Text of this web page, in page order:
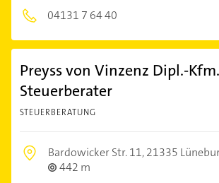
04131 7 64 40
Preyss von Vinzenz Dipl.-Kfm.
Steuerberater
STEUERBERATUNG
Bardowicker Str. 11,21335
442 m